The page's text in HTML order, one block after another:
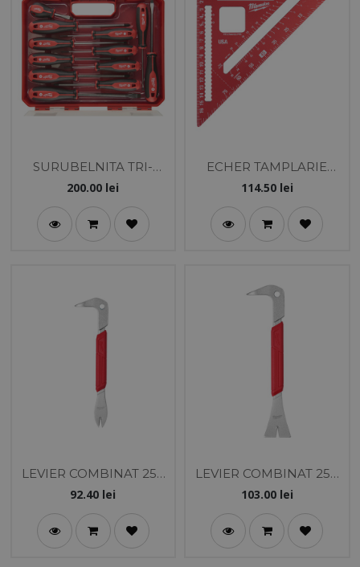
SURUBELNITA TRI-
LOBE SET 4 - 12 BUC
200.00 lei
ECHER TAMPLARIE
METRIC
114.50lei
LEVIER COMBINAT 250
MM
92.40 lei
LEVIER COMBINAT 250
MM
103.00lei